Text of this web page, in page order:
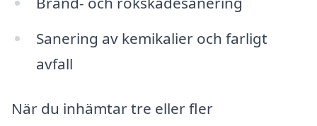
Sanering av kemikalier och farligt
avfall
När du inhämtar tre eller fler